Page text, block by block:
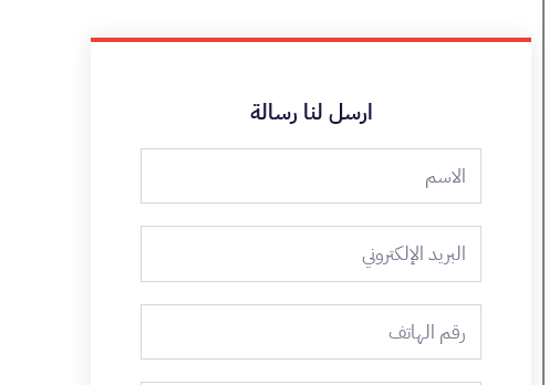
ارسل لنا رسالة
الاسم
البريد
الإلكتروني
الهاتف